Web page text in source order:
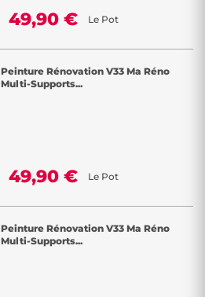
49,90 € Le Pot
Peinture Rénovation V33 Ma Réno
Multi-Supports...
49,90 € Le Pot
Peinture Rénovation V33 Ma Réno
Multi-Supports...